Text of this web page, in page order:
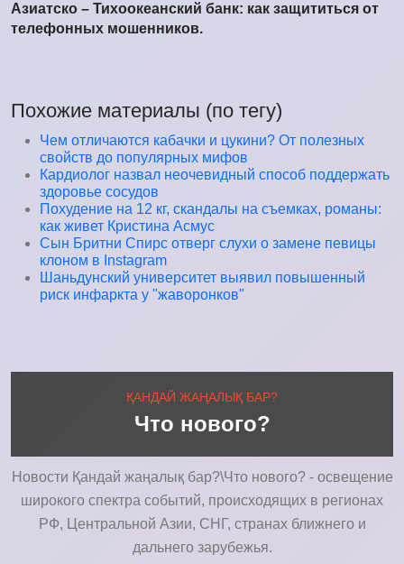
Азиатско – Тихоокеанский банк: как защититься от
телефонных мошенников.
Похожие материалы (по тегу)
Чем отличаются кабачки и цукини? От полезных
свойств до популярных мифов
Кардиолог назвал неочевидный способ поддержать
здоровье сосудов
Похудение на 12 кг, скандалы на съемках, романы:
как живет Кристина Асмус
Сын Бритни Спирс отверг слухи о замене певицы
клоном в Instagram
Шаньдунский университет выявил повышенный
риск инфаркта у "жаворонков"
ҚАНДАЙ ЖАҢАЛЫҚ БАР?
Что нового?
Новости Қандай жаңалық бар?\Что нового? - освещение
широкого спектра событий, происходящих в регионах
РФ, Центральной Азии, СНГ, странах ближнего и
дальнего зарубежья.